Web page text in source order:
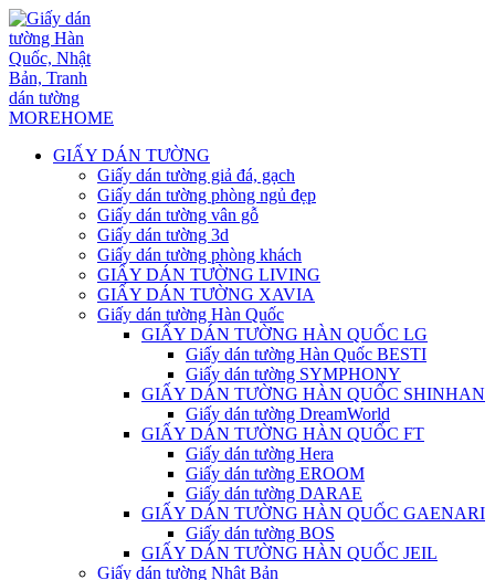
GIẤY DÁN TƯỜNG
Giấy dán tường giả đá, gạch
Giấy dán tường phòng ngủ đẹp
Giấy dán tường vân gỗ
Giấy dán tường 3d
Giấy dán tường phòng khách
GIẤY DÁN TƯỜNG LIVING
GIẤY DÁN TƯỜNG XAVIA
Giấy dán tường Hàn Quốc
GIẤY DÁN TƯỜNG HÀN QUỐC LG
Giấy dán tường Hàn Quốc BESTI
Giấy dán tường SYMPHONY
GIẤY DÁN TƯỜNG HÀN QUỐC SHINHAN
Giấy dán tường DreamWorld
GIẤY DÁN TƯỜNG HÀN QUỐC FT
Giấy dán tường Hera
Giấy dán tường EROOM
Giấy dán tường DARAE
GIẤY DÁN TƯỜNG HÀN QUỐC GAENARI
Giấy dán tường BOS
GIẤY DÁN TƯỜNG HÀN QUỐC JEIL
Giấy dán tường Nhật Bản